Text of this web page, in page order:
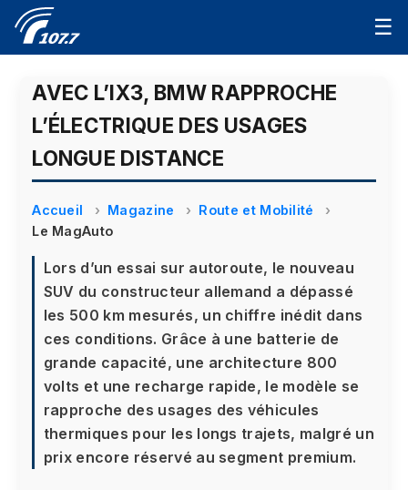
☰
AVEC L’IX3, BMW RAPPROCHE
L’ÉLECTRIQUE DES USAGES
LONGUE DISTANCE
Accueil Magazine
Route et Mobilité
Le MagAuto
Lors d’un essai sur autoroute, le nouveau
SUV du constructeur allemand a dépassé
les 500 km mesurés, un chiffre inédit dans
ces conditions. Grâce à une batterie de
grande capacité, une architecture 800
volts et une recharge rapide, le modèle se
rapproche des usages des véhicules
thermiques pour les longs trajets, malgré un
prix encore réservé au segment premium.